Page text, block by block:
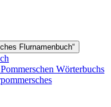
Flurnamenbuch“
Wörterbuchs